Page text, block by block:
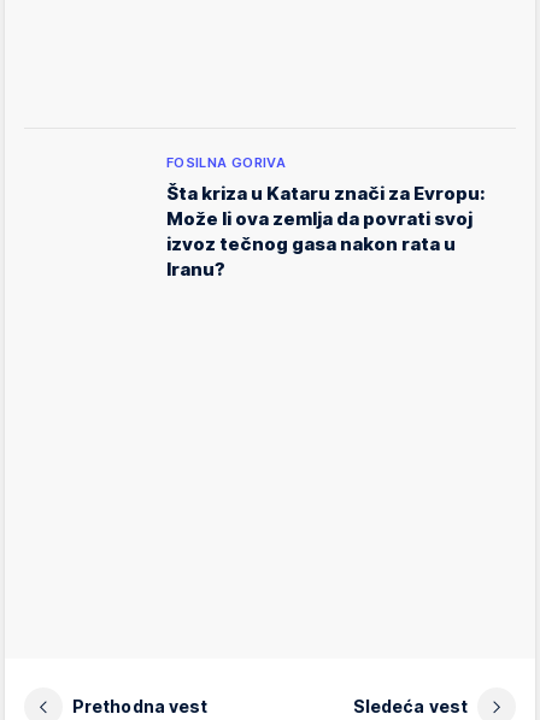
FOSILNA GORIVA
Šta kriza u Kataru znači za Evropu:
Može li ova zemlja da povrati svoj
izvoz tečnog gasa nakon rata u
Iranu?
Prethodna vest Sledeća vest